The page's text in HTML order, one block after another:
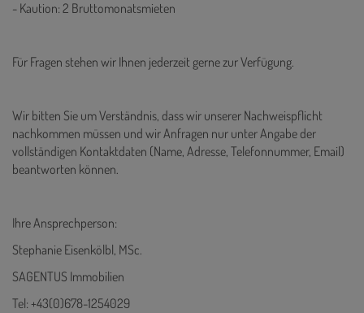
- Kaution: 2 Bruttomonatsmieten
Für Fragen stehen wir Ihnen jederzeit gerne zur Verfügung.
Wir bitten Sie um Verständnis, dass wir unserer Nachweispflicht
nachkommen müssen und wir Anfragen nur unter Angabe der
vollständigen Kontaktdaten (Name, Adresse, Telefonnummer, Email)
beantworten können.
Ihre Ansprechperson:
Stephanie Eisenkölbl, MSc.
SAGENTUS Immobilien
Tel: +43(0)678-1254029